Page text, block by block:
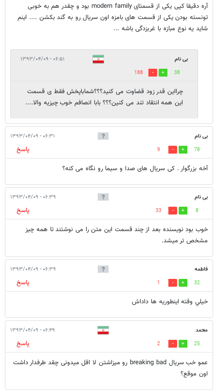
آره دقیقا کپی یکی از قسمتای modern family بود و چقدر هم به خوبی
تونسته بودن یکی از قسمت های بامزه اون سریال رو به گند بکشن .... اینم
شاید یه نوع مبازه با غربزدگی باشه ...
بی نام ۰۶:۵۱ - ۱۳۹۳/۰۴/۰۹
38
188
چرااین قدر زود قضاوت می کنید؟؟؟شماباپخش فقط ی قسمت
این همه انتقاد تند می کنین؟؟؟ بابا انصافم خوب چیزیه والا....
بی نام ۰۶:۳۱ - ۱۳۹۳/۰۴/۰۹
78
9
پاسخ
آخه بزرگوار . کی سریال های صدا و سیما رو نگاه می کنه؟
بی نام ۰۶:۳۹ - ۱۳۹۳/۰۴/۰۹
8
33
پاسخ
خوب بود نویسنده بعد از چند قسمت این متن را می نوشتند تا همه چیز
مشخص تر میشد.
فاطمه ۰۶:۳۹ - ۱۳۹۳/۰۴/۰۹
32
1
پاسخ
خيلي وقته اينطوريه ها داداش
محمد ۰۶:۴۹ - ۱۳۹۳/۰۴/۰۹
25
2
پاسخ
عمو خب سریال breaking bad رو میزاشتن لا اقل میدونی چقد طرفدار داشت
اون موقع؟